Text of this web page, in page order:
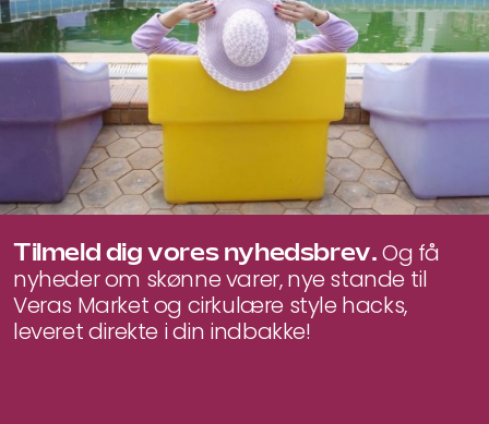
Tilmeld dig vores nyhedsbrev.Og få
nyheder om skønne varer, nye stande til
Veras Market og cirkulære style hacks,
leveret direkte i din indbakke!